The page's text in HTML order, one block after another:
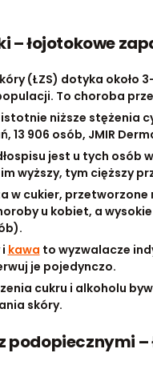
– łojotokowe
(ŁZS) dotyka około
To choroba
niższe stężenia
13 906 osób, JMIR
jest u tych osób
wyższy, tym cięższy
cukier, przetworzone
u kobiet, a
kawa to wyzwalacze
je pojedynczo.
cukru i alkoholu
skóry.
podopiecznymi